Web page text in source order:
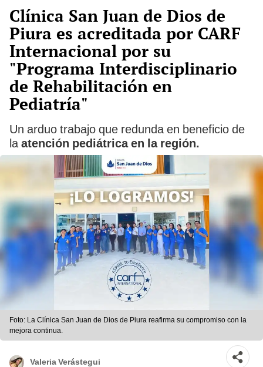
Clínica San Juan de Dios de
Piura es acreditada por CARF
Internacional por su
"Programa Interdisciplinario
de Rehabilitación en
Pediatría"
Un arduo trabajo que redunda en beneficio de
la atención pediátrica en la región.
Foto: La Clínica San Juan de Dios de Piura reafirma su compromiso con la
mejora continua.
Valeria Verástegui